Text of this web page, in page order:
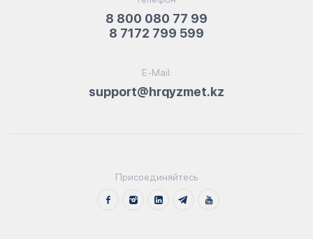
8 800 080 77 99
8 7172 799 599
E-Mail:
support@hrqyzmet.kz
Присоединяйтесь